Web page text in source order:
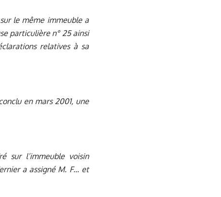
le même immeuble a
particulière n° 25 ainsi
relatives à sa
en mars 2001, une
sur l’immeuble voisin
a assigné M. F… et